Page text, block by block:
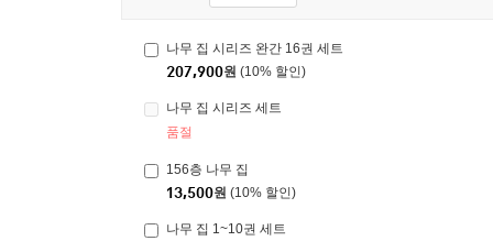
나무 집 시리즈 완간 16권 세트
207,900원 (10% 할인)
나무 집 시리즈 세트
품절
156층 나무 집
13,500원 (10% 할인)
나무 집 1~10권 세트